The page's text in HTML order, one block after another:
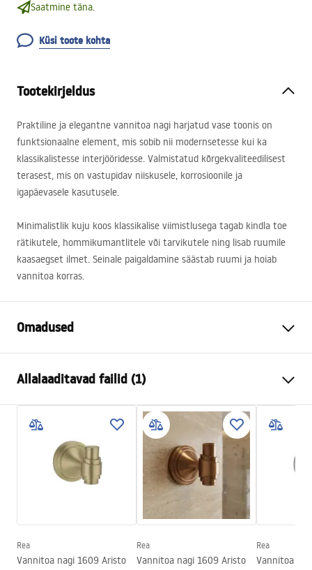
Saatmine täna.
Küsi toote kohta
Tootekirjeldus
Praktiline ja elegantne vannitoa nagi harjatud vase toonis on
funktsionaalne element, mis sobib nii modernsetesse kui ka
klassikalistesse interjööridesse. Valmistatud kõrgekvaliteedilisest
terasest, mis on vastupidav niiskusele, korrosioonile ja
igapäevasele kasutusele.
Minimalistlik kuju koos klassikalise viimistlusega tagab kindla toe
rätikutele, hommikumantlitele või tarvikutele ning lisab ruumile
kaasaegset ilmet. Seinale paigaldamine säästab ruumi ja hoiab
vannitoa korras.
Omadused
Materjal
Paigaldusviis
Kruvitav
Laius
60
60mm
Sügavus
80mm
24 kuud
Allalaaditavad failid (1)
Garantiitingimused
Warranty_Terms_and_Conditions_Accessories_-_24.pdf
Rea
Vannitoa nagi 1609 Aristo
Rea
Vannitoa nagi 1609 Aristo
Rea
Vannitoa